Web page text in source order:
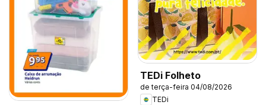
TEDi Folheto
de terça-feira 04/08/2026
TEDi